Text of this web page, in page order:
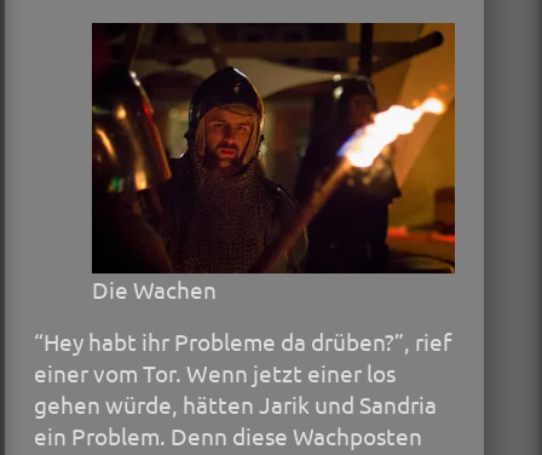
Die Wachen
“Hey habt ihr Probleme da drüben?”, rief
einer vom Tor. Wenn jetzt einer los
gehen würde, hätten Jarik und Sandria
ein Problem. Denn diese Wachposten